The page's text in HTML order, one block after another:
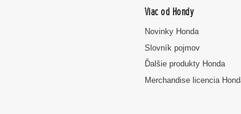
Viac od Hondy
Novinky Honda
Slovník pojmov
Ďalšie produkty Honda
Merchandise licencia